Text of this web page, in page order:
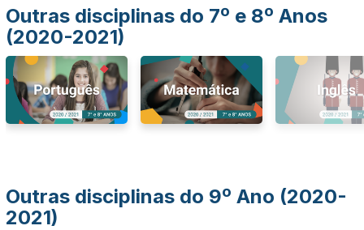
Outras disciplinas do 7º e 8º Anos
(2020-2021)
Outras disciplinas do 9º Ano (2020-
2021)